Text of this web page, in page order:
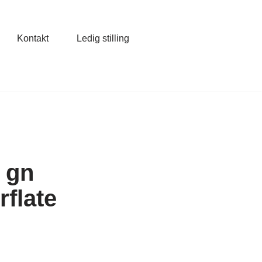
Kontakt
Ledig stilling
gn